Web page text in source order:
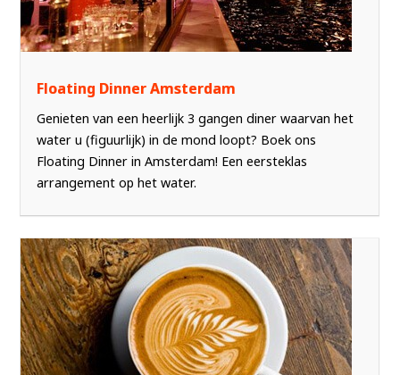
Floating Dinner Amsterdam
Genieten van een heerlijk 3 gangen diner waarvan het
water u (figuurlijk) in de mond loopt? Boek ons
Floating Dinner in Amsterdam! Een eersteklas
arrangement op het water.